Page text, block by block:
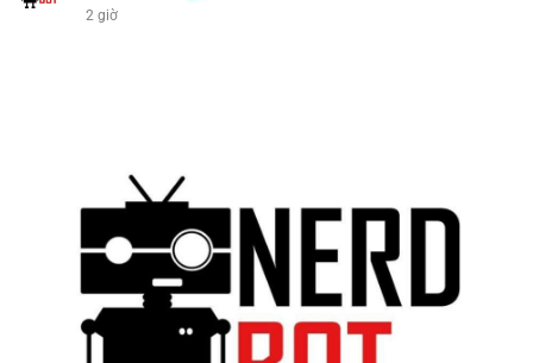
2 giờ